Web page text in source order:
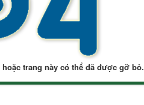
trang này có thể đã được gỡ bỏ.